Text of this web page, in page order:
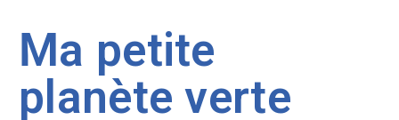
Ma petite
planète verte